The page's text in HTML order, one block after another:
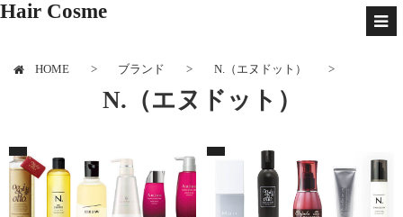
-->
Hair Cosme
HOME ブランド N.（エヌドット）
N.（エヌドット）